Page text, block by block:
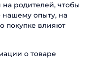
на родителей, чтобы
нашему опыту, на
покупке влияют
о товаре